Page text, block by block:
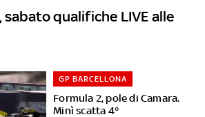
sabato qualifiche LIVE alle
Formula 2, pole di Camara.
Minì scatta 4°
GP BARCELLONA